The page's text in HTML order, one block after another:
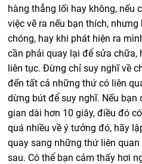
hàng thẳng lối hay không, nếu
việc vẽ ra nếu bạn thích,
chóng, hay khi phát hiện ra
cần phải quay lại để sửa chữa,
liên tục. Đừng chỉ suy nghĩ về
đến tất cả những thứ có liên
dừng bút để suy nghĩ. Nếu
gian dài hơn 10 giây, điều đó
quá nhiều về ý tưởng đó, hãy
quay sang những thứ liên
sau. Có thể bạn cảm thấy hơi